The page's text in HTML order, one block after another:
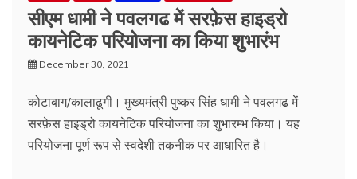
सीएम धामी ने पवलगढ में सरफ़ेस हाइड्रो
कायनेटिक परियोजना का किया शुभारंभ
December 30, 2021
कोटाबाग/कालाढूगी। मुख्यमंत्री पुष्कर सिंह धामी ने पवलगढ में
सरफ़ेस हाइड्रो कायनेटिक परियोजना का शुभारम्भ किया। यह
परियोजना पूर्ण रूप से स्वदेशी तकनीक पर आधारित है।